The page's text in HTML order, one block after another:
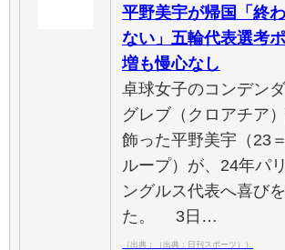
平野美宇が帰国「終
ない」五輪代表選考
増も慢心なし
卓球女子のコンデン
グレブ（クロアチア
飾った平野美宇（23
ループ）が、24年パ
ングルス代表へ喜び
た。 3日…
（出典：（出典：日刊スポーツ））